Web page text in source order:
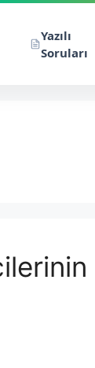
Yazılı
Soruları